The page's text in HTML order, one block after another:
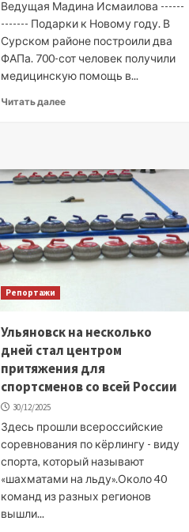
Ведущая Мадина Исмаилова ------
------- Подарки к Новому году. В
Сурском районе построили два
ФАПа. 700-сот человек получили
медицинскую помощь в...
Читать далее
Репортажи
Ульяновск на несколько
дней стал центром
притяжения для
спортсменов со всей России
30/12/2025
Здесь прошли всероссийские
соревнования по кёрлингу - виду
спорта, который называют
«шахматами на льду».Около 40
команд из разных регионов
вышли...